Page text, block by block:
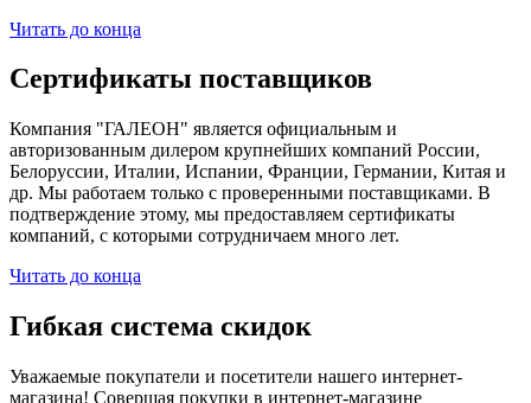
Читать до конца
Сертификаты поставщиков
Компания "ГАЛЕОН" является официальным и
авторизованным дилером крупнейших компаний России,
Белоруссии, Италии, Испании, Франции, Германии, Китая и
др. Мы работаем только с проверенными поставщиками. В
подтверждение этому, мы предоставляем сертификаты
компаний, с которыми сотрудничаем много лет.
Читать до конца
Гибкая система скидок
Уважаемые покупатели и посетители нашего интернет-
магазина! Совершая покупки в интернет-магазине